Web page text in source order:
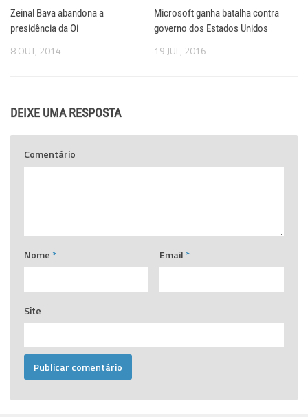
Zeinal Bava abandona a
presidência da Oi
8 OUT, 2014
Microsoft ganha batalha contra
governo dos Estados Unidos
19 JUL, 2016
DEIXE UMA RESPOSTA
Comentário
Nome * Email *
Site